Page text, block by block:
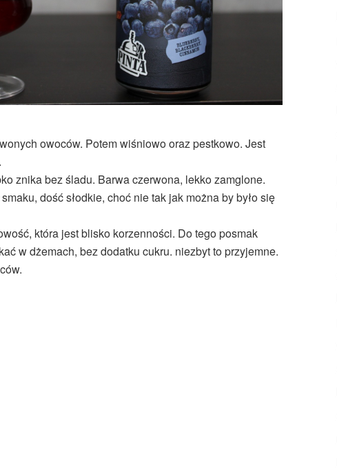
owoców. Potem wiśniowo oraz pestkowo. Jest
znika bez śladu. Barwa czerwona, lekko zamglone.
dość słodkie, choć nie tak jak można by było się
która jest blisko korzenności. Do tego posmak
w dżemach, bez dodatku cukru. niezbyt to przyjemne.